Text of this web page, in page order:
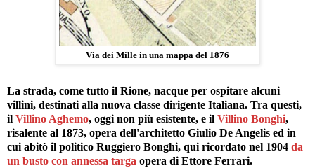
Via dei Mille in una mappa del 1876
La strada, come tutto il Rione, nacque per ospitare alcuni
villini, destinati alla nuova classe dirigente Italiana. Tra questi,
il Villino Aghemo, oggi non più esistente, e il Villino Bonghi,
risalente al 1873, opera dell'architetto Giulio De Angelis ed in
cui abitò il politico Ruggiero Bonghi, qui ricordato nel 1904 da
un busto con annessa targa opera di Ettore Ferrari.